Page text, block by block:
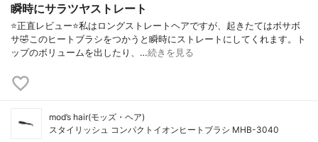
瞬時にサラツヤストレート
⭐️正直レビュー⭐️私はロングストレートヘアですが、起きたてはボサボ
サ🤣このヒートブラシをつかうと瞬時にストレートにしてくれます。ト
ップのボリュームを出したり、…続きを見る
mod’s hair(モッズ・ヘア)
スタイリッシュ コンパクトイオンヒートブラシ MHB-3040